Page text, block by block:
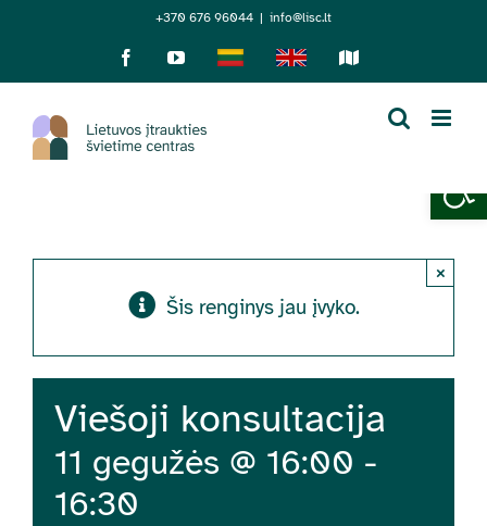
+370 676 96044 | info@lisc.lt
FacebookYouTubeLietuviškaiEnglish
Sensorinis
Šis renginys jau įvyko.
×
Viešoji konsultacija
11 gegužės @ 16:00 -
16:30